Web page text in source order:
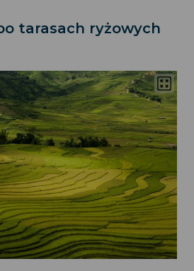
tarasach ryżowych